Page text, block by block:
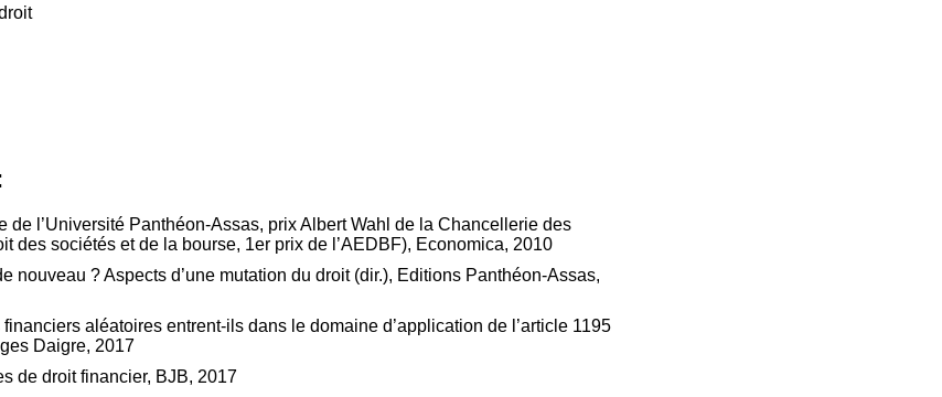
de l’Université Panthéon-Assas, prix Albert Wahl de la Chancellerie des
des sociétés et de la bourse, 1er prix de l’AEDBF), Economica, 2010
nouveau ? Aspects d’une mutation du droit (dir.), Editions Panthéon-Assas,
financiers aléatoires entrent-ils dans le domaine d’application de l’article 1195
Daigre, 2017
de droit financier, BJB, 2017